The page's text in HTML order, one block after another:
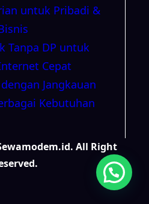
untuk Pribadi &
Tanpa DP untuk
Cepat
Jangkauan
Kebutuhan
All Right